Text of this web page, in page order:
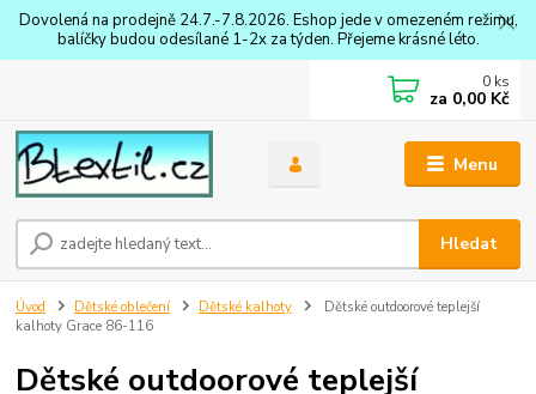
Dovolená na prodejně 24.7.-7.8.2026. Eshop jede v omezeném režimu,
balíčky budou odesílané 1-2x za týden. Přejeme krásné léto.
Menu
Hledat
0 ks
za 0,00 Kč
Úvod Dětské oblečení Dětské kalhoty
Dětské outdoorové teplejší
kalhoty Grace 86-116
Dětské outdoorové teplejší